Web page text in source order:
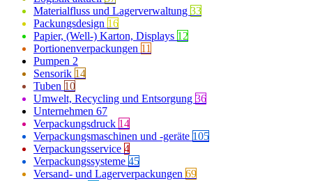
Materialfluss und Lagerverwaltung 33
Packungsdesign 16
Papier, (Well-) Karton, Displays 12
Portionenverpackungen 11
Pumpen 2
Sensorik 14
Tuben 10
Umwelt, Recycling und Entsorgung 36
Unternehmen 67
Verpackungsdruck 14
Verpackungsmaschinen und -geräte 105
Verpackungsservice 4
Verpackungssysteme 45
Versand- und Lagerverpackungen 69